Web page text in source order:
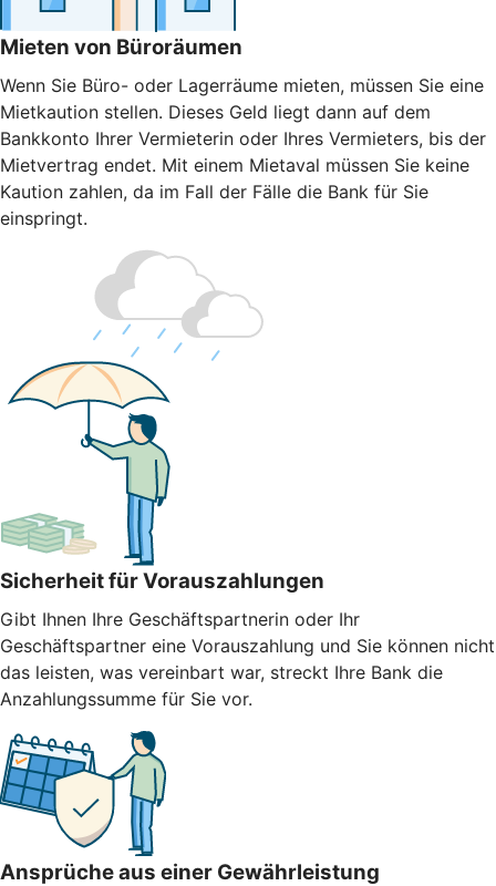
Mieten von Büroräumen
Wenn Sie Büro- oder Lagerräume mieten, müssen Sie eine
Mietkaution stellen. Dieses Geld liegt dann auf dem
Bankkonto Ihrer Vermieterin oder Ihres Vermieters, bis der
Mietvertrag endet. Mit einem Mietaval müssen Sie keine
Kaution zahlen, da im Fall der Fälle die Bank für Sie
einspringt.
Sicherheit für Vorauszahlungen
Gibt Ihnen Ihre Geschäftspartnerin oder Ihr
Geschäftspartner eine Vorauszahlung und Sie können nicht
das leisten, was vereinbart war, streckt Ihre Bank die
Anzahlungssumme für Sie vor.
Ansprüche aus einer Gewährleistung